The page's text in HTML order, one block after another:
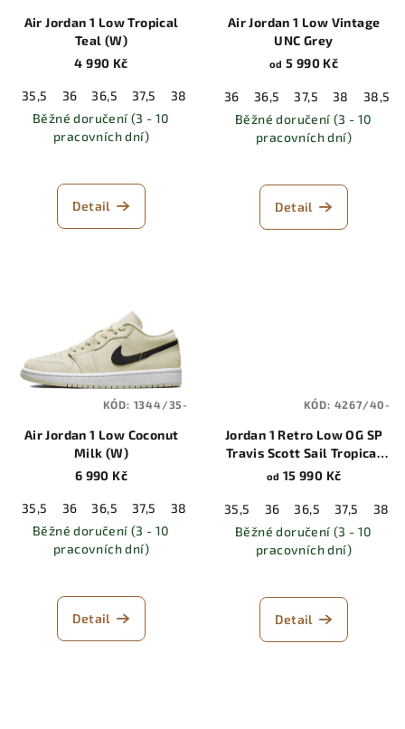
Air Jordan 1 Low Tropical
Teal (W)
4 990 Kč
35,5 36 36,5 37,5 38 38,5 39 40 40,5 41 42
Běžné doručení (3 - 10
pracovních dní)
Detail
Air Jordan 1 Low Vintage
UNC Grey
od 5 990 Kč
36 36,5 37,5 38 38,5
Běžné doručení (3 - 10
pracovních dní)
Detail
Air Jordan 1 Low Coconut
Milk (W)
6 990 Kč
35,5 36 36,5 37,5 38 38,5 39 40 40,5 41 42
Běžné doručení (3 - 10
pracovních dní)
Detail
KÓD: 1344/35-
Jordan 1 Retro Low OG SP
Travis Scott Sail Tropical
Pink
od 15 990 Kč
35,5 36 36,5 37,5 38
Běžné doručení (3 - 10
pracovních dní)
Detail
KÓD: 4267/40-